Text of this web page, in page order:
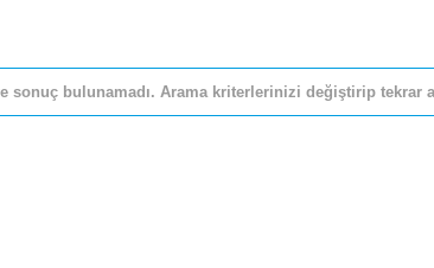
sonuç bulunamadı. Arama kriterlerinizi değiştirip tekrar